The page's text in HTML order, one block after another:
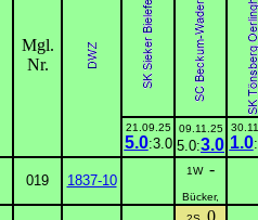
Mgl.
Nr.
21.09.25
5.0:3.0
09.11.25
5.0:3.0 1.0
019 1837-10
1W -
Bücker,
0